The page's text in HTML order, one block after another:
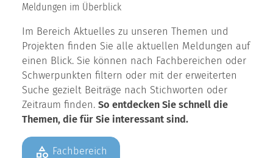
Meldungen im Überblick
Im Bereich Aktuelles zu unseren Themen und
Projekten finden Sie alle aktuellen Meldungen auf
einen Blick. Sie können nach Fachbereichen oder
Schwerpunkten filtern oder mit der erweiterten
Suche gezielt Beiträge nach Stichworten oder
Zeitraum finden. So entdecken Sie schnell die
Themen, die für Sie interessant sind.
Fachbereich